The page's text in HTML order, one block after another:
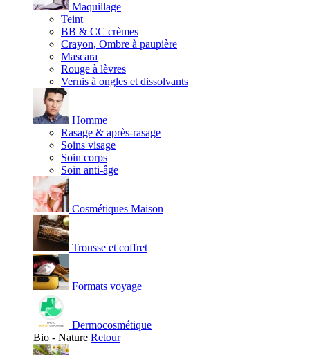
Maquillage
Teint
BB & CC crèmes
Crayon, Ombre à paupière
Mascara
Rouge à lèvres
Vernis à ongles et dissolvants
Homme
Rasage & après-rasage
Soins visage
Soin corps
Soin anti-âge
Cosmétiques Maison
Trousse et coffret
Formats voyage
Dermocosmétique
Bio - Nature Retour